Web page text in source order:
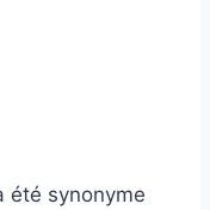
été synonyme